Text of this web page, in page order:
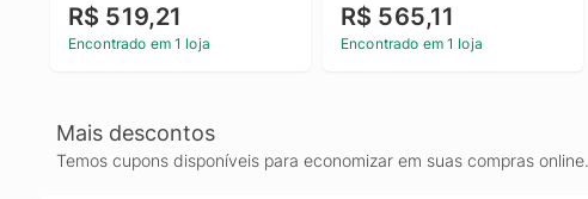
R$ 519,21
Encontrado em 1 loja
R$ 565,11
Encontrado em 1 loja
Mais descontos
Temos cupons disponíveis para economizar em suas compras online.